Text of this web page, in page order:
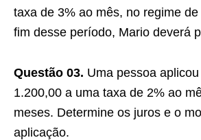
taxa de 3% ao mês, no regime
fim desse período, Mario deverá
Questão 03. Uma pessoa
1.200,00 a uma taxa de 2% ao
meses. Determine os juros e o
aplicação.